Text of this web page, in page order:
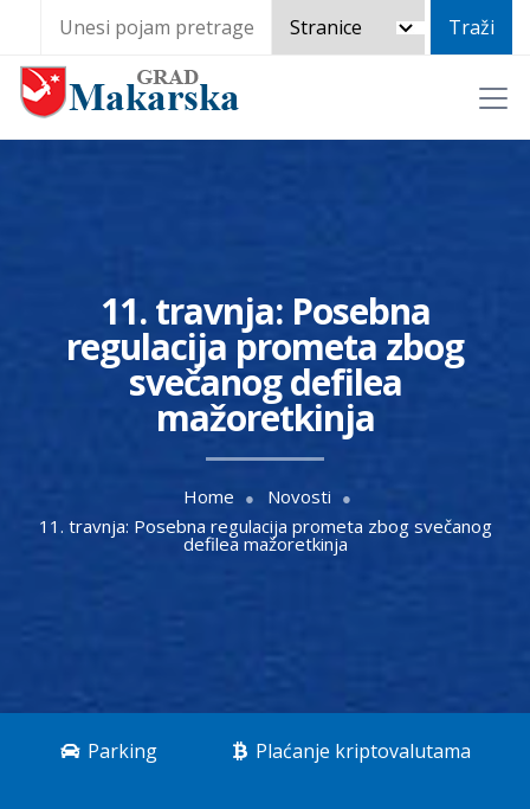
11. travnja: Posebna
regulacija prometa zbog
svečanog defilea
mažoretkinja
Home
Novosti
11. travnja: Posebna regulacija prometa zbog svečanog
defilea mažoretkinja
Parking Plaćanje kriptovalutama